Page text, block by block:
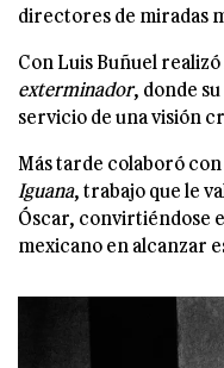
directores de miradas
Con Luis Buñuel realizó
exterminador, donde
servicio de una visión
Más tarde colaboró
Iguana, trabajo que le
Óscar, convirtiéndose
mexicano en alcanzar